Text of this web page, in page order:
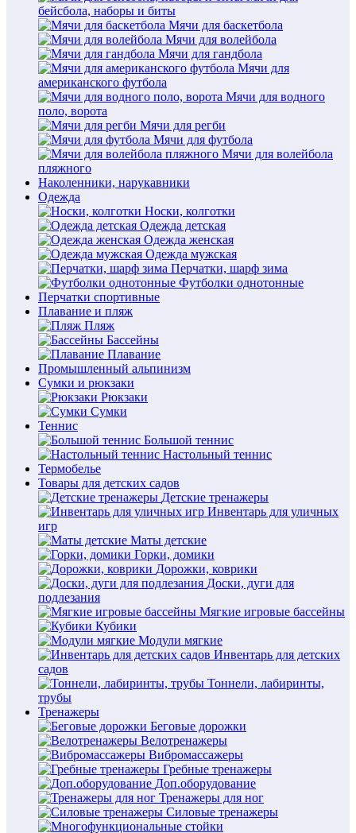
бейсбола, наборы и биты
Мячи для баскетбола
Мячи для волейбола
Мячи для гандбола
Мячи для
американского футбола
Мячи для водного
поло, ворота
Мячи для регби
Мячи для футбола
Мячи для волейбола
пляжного
Наколенники, нарукавники
Одежда
Носки, колготки
Одежда детская
Одежда женская
Одежда мужская
Перчатки, шарф зима
Футболки однотонные
Перчатки спортивные
Плавание и пляж
Пляж
Бассейны
Плавание
Промышленный альпинизм
Сумки и рюкзаки
Рюкзаки
Сумки
Теннис
Большой теннис
Настольный теннис
Термобелье
Товары для детских садов
Детские тренажеры
Инвентарь для уличных
игр
Маты детские
Горки, домики
Дорожки, коврики
Доски, дуги для
подлезания
Мягкие игровые бассейны
Кубики
Модули мягкие
Инвентарь для детских
садов
Тоннели, лабиринты,
трубы
Тренажеры
Беговые дорожки
Велотренажеры
Вибромассажеры
Гребные тренажеры
Доп.оборудование
Тренажеры для ног
Силовые тренажеры